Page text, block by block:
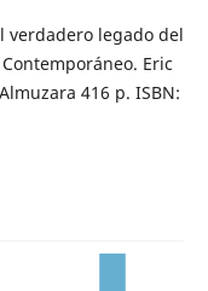
verdadero legado del
Eric
416 p. ISBN: